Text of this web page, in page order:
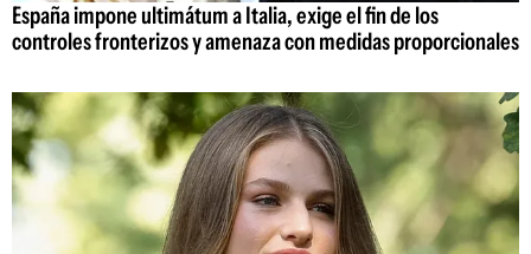
España impone ultimátum a Italia, exige el fin de los
controles fronterizos y amenaza con medidas proporcionales